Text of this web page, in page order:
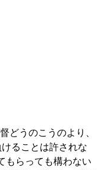
うのこうのより、
ることは許されな
もらっても構わない